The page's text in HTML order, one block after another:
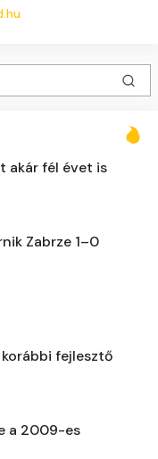
akár fél évet is
Zabrze 1–0
korábbi fejlesztő
a 2009-es